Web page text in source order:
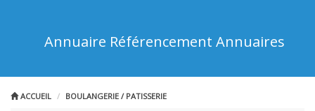
Annuaire Référencement Annuaires
ACCUEIL BOULANGERIE / PATISSERIE